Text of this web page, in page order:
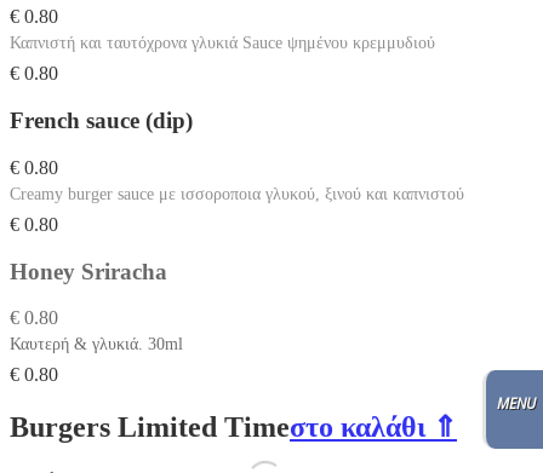
€ 0.80
Καπνιστή και ταυτόχρονα γλυκιά Sauce ψημένου κρεμμυδιού
€ 0.80
French sauce (dip)
€ 0.80
Creamy burger sauce με ισσοροποια γλυκού, ξινού και καπνιστού
€ 0.80
Honey Sriracha
€ 0.80
Καυτερή & γλυκιά. 30ml
€ 0.80
Burgers Limited Timeστο καλάθι ⇑